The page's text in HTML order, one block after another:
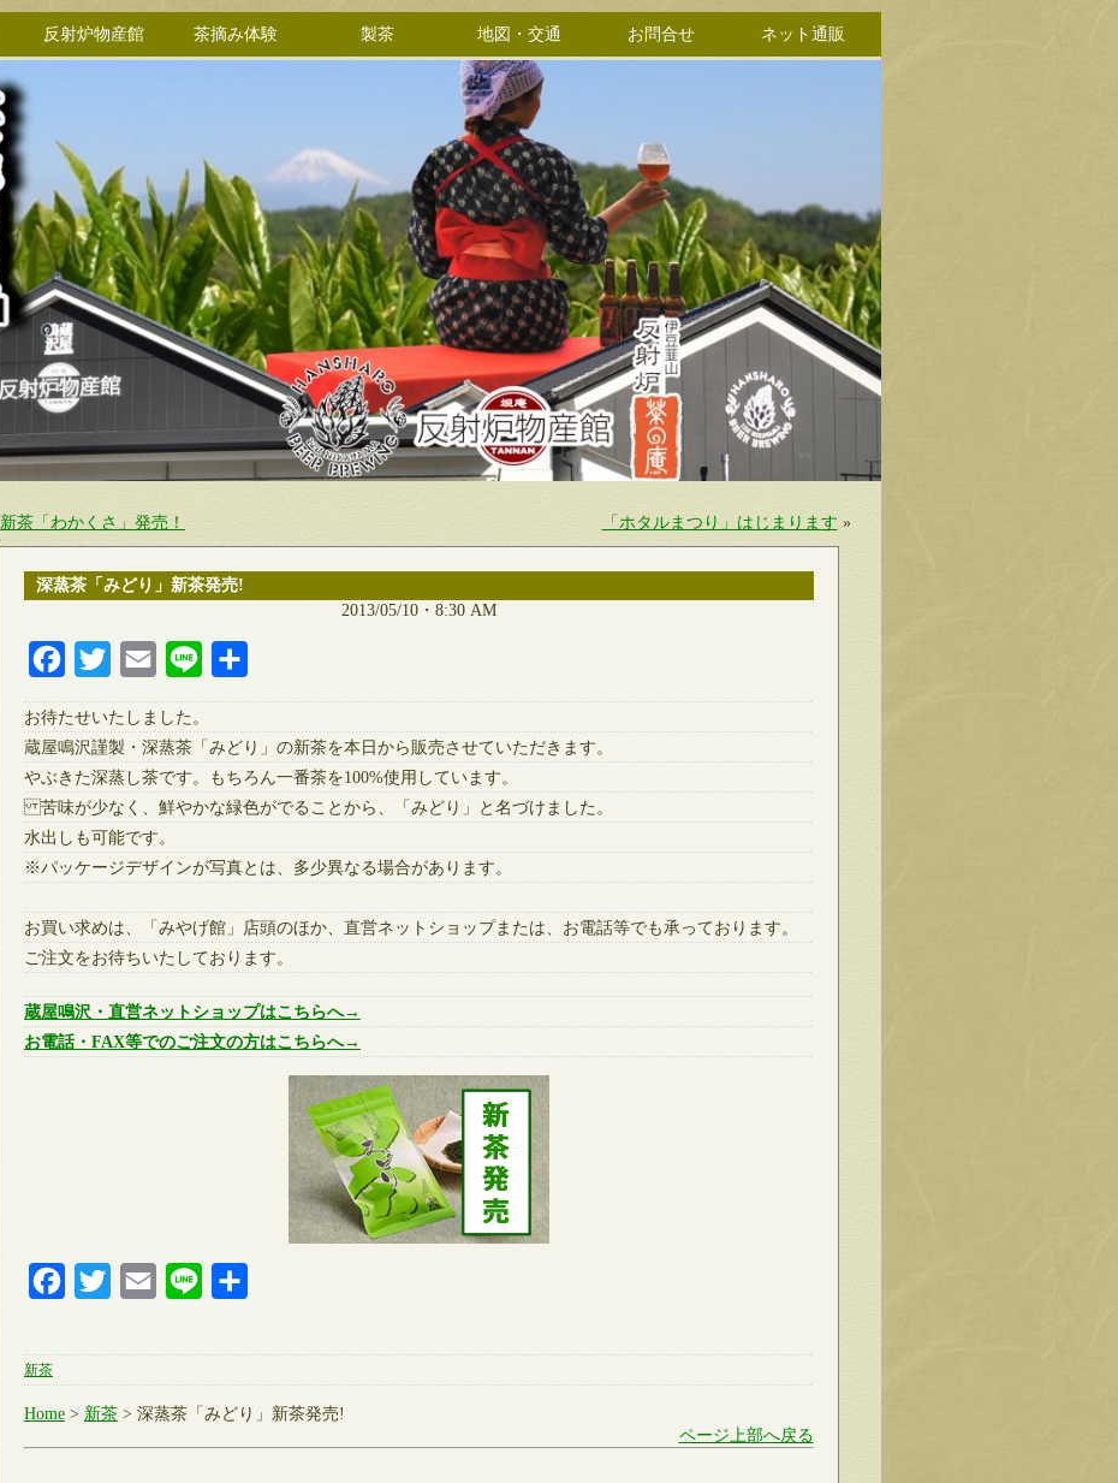
反射炉物産館 茶摘み体験 製茶 地図・交通 お問合せ ネット通販
新茶「わかくさ」発売！ 「ホタルまつり」はじまります »
深蒸茶「みどり」新茶発売!
2013/05/10・8:30 AM
FacebookTwitter Email Line
お待たせいたしました。
蔵屋鳴沢謹製・深蒸茶「みどり」の新茶を本日から販売させていただきます。
やぶきた深蒸し茶です。もちろん 一番茶を100%使用しています。
苦味が少なく、鮮やかな緑色がでることから、「みどり」と名づけました。
水出しも可能です。
※パッケージデザインが写真とは、多少異なる場合があります。
お買い求めは、「みやげ館」店頭のほか、直営ネットショップまたは、お電話等でも承っております。
ご注文をお待ちいたしております。
蔵屋鳴沢・直営ネットショップはこちらへ→
お電話・FAX等でのご注文の方はこちらへ→
FacebookTwitter Email Line
新茶
Home > 新茶 > 深蒸茶「みどり」新茶発売!
ページ上部へ戻る